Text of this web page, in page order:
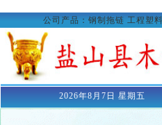
公司产品： 钢制拖链 工程塑
2026年8月7日 星期五